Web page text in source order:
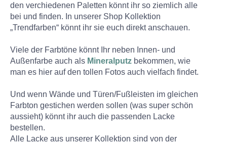
den verchiedenen Paletten könnt ihr so ziemlich alle
bei und finden. In unserer Shop Kollektion
„Trendfarben“ könnt ihr sie euch direkt anschauen.
Viele der Farbtöne könnt Ihr neben Innen- und
Außenfarbe auch als Mineralputz bekommen, wie
man es hier auf den tollen Fotos auch vielfach findet.
Und wenn Wände und Türen/Fußleisten im gleichen
Farbton gestichen werden sollen (was super schön
aussieht) könnt ihr auch die passenden Lacke
bestellen.
Alle Lacke aus unserer Kollektion sind von der